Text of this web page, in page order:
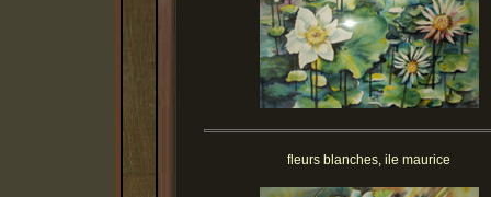
fleurs blanches, ile maurice